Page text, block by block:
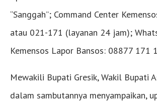
“Sanggah”; Command Center
atau 021-171 (layanan 24 jam);
Kemensos Lapor Bansos: 08877 171
Mewakili Bupati Gresik, Wakil Bupati
dalam sambutannya menyampaikan,